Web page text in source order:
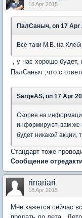
18 Apr 2015
ПалСаныч, on 17 Apr
Все таки М.В. на
, у нас хорошо будет,
ПалСаныч ,что с
SergeAS, on 17 Apr
Скорее на
информируют, вам же
будет никакой акции,
Стандарт тоже
Сообщение
rinariari
18 Apr 2015
Мне кажется сейчас